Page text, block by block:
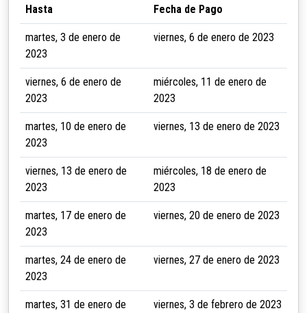
Hasta
Fecha de Pago
martes, 3 de enero de
2023
viernes, 6 de enero de 2023
viernes, 6 de enero de
2023
miércoles, 11 de enero de
2023
martes, 10 de enero de
2023
viernes, 13 de enero de 2023
viernes, 13 de enero de
2023
miércoles, 18 de enero de
2023
martes, 17 de enero de
2023
viernes, 20 de enero de 2023
martes, 24 de enero de
2023
viernes, 27 de enero de 2023
martes, 31 de enero de
viernes, 3 de febrero de 2023